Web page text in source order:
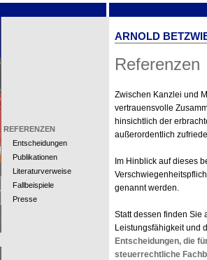
REFERENZEN
Entscheidungen
Publikationen
Literaturverweise
Fallbeispiele
Presse
ARNOLD
Referenzen
Zwischen Kanzlei und
vertrauensvolle
hinsichtlich der
außerordentlich
Im Hinblick auf dieses
genannt werden.
Statt dessen finden Sie
Leistungsfähigkeit und
Entscheidungen, die
steuerrechtliche